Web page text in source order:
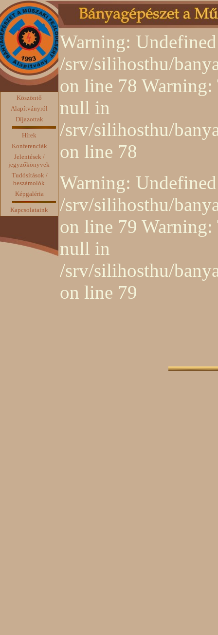
Köszöntő
Alapítványról
Díjazottak
Hírek
Konferenciák
Jelentések /
jegyzőkönyvek
Tudósítások /
beszámolók
Képgaléria
Kapcsolataink
Warning:
/srv/silihosthu/
on line 78
null in
/srv/silihosthu/
on line 78
Warning:
/srv/silihosthu/
on line 79
null in
/srv/silihosthu/
on line 79